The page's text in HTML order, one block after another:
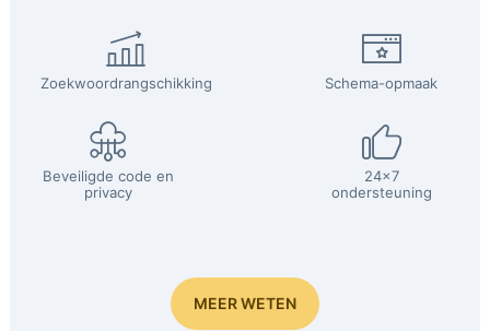
Zoekwoordrangschikking Schema-opmaak
Beveiligde code en
privacy
24x7
ondersteuning
MEER WETEN